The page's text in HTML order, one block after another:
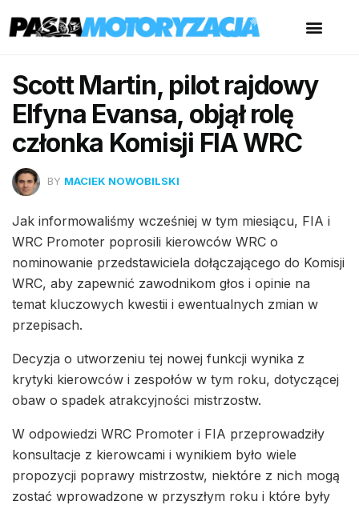
Scott Martin, pilot rajdowy
Elfyna Evansa, objął rolę
członka Komisji FIA WRC
BY MACIEK NOWOBILSKI
Jak informowaliśmy wcześniej w tym miesiącu, FIA i
WRC Promoter poprosili kierowców WRC o
nominowanie przedstawiciela dołączającego do Komisji
WRC, aby zapewnić zawodnikom głos i opinie na
temat kluczowych kwestii i ewentualnych zmian w
przepisach.
Decyzja o utworzeniu tej nowej funkcji wynika z
krytyki kierowców i zespołów w tym roku, dotyczącej
obaw o spadek atrakcyjności mistrzostw.
W odpowiedzi WRC Promoter i FIA przeprowadziły
konsultacje z kierowcami i wynikiem było wiele
propozycji poprawy mistrzostw, niektóre z nich mogą
zostać wprowadzone w przyszłym roku i które były